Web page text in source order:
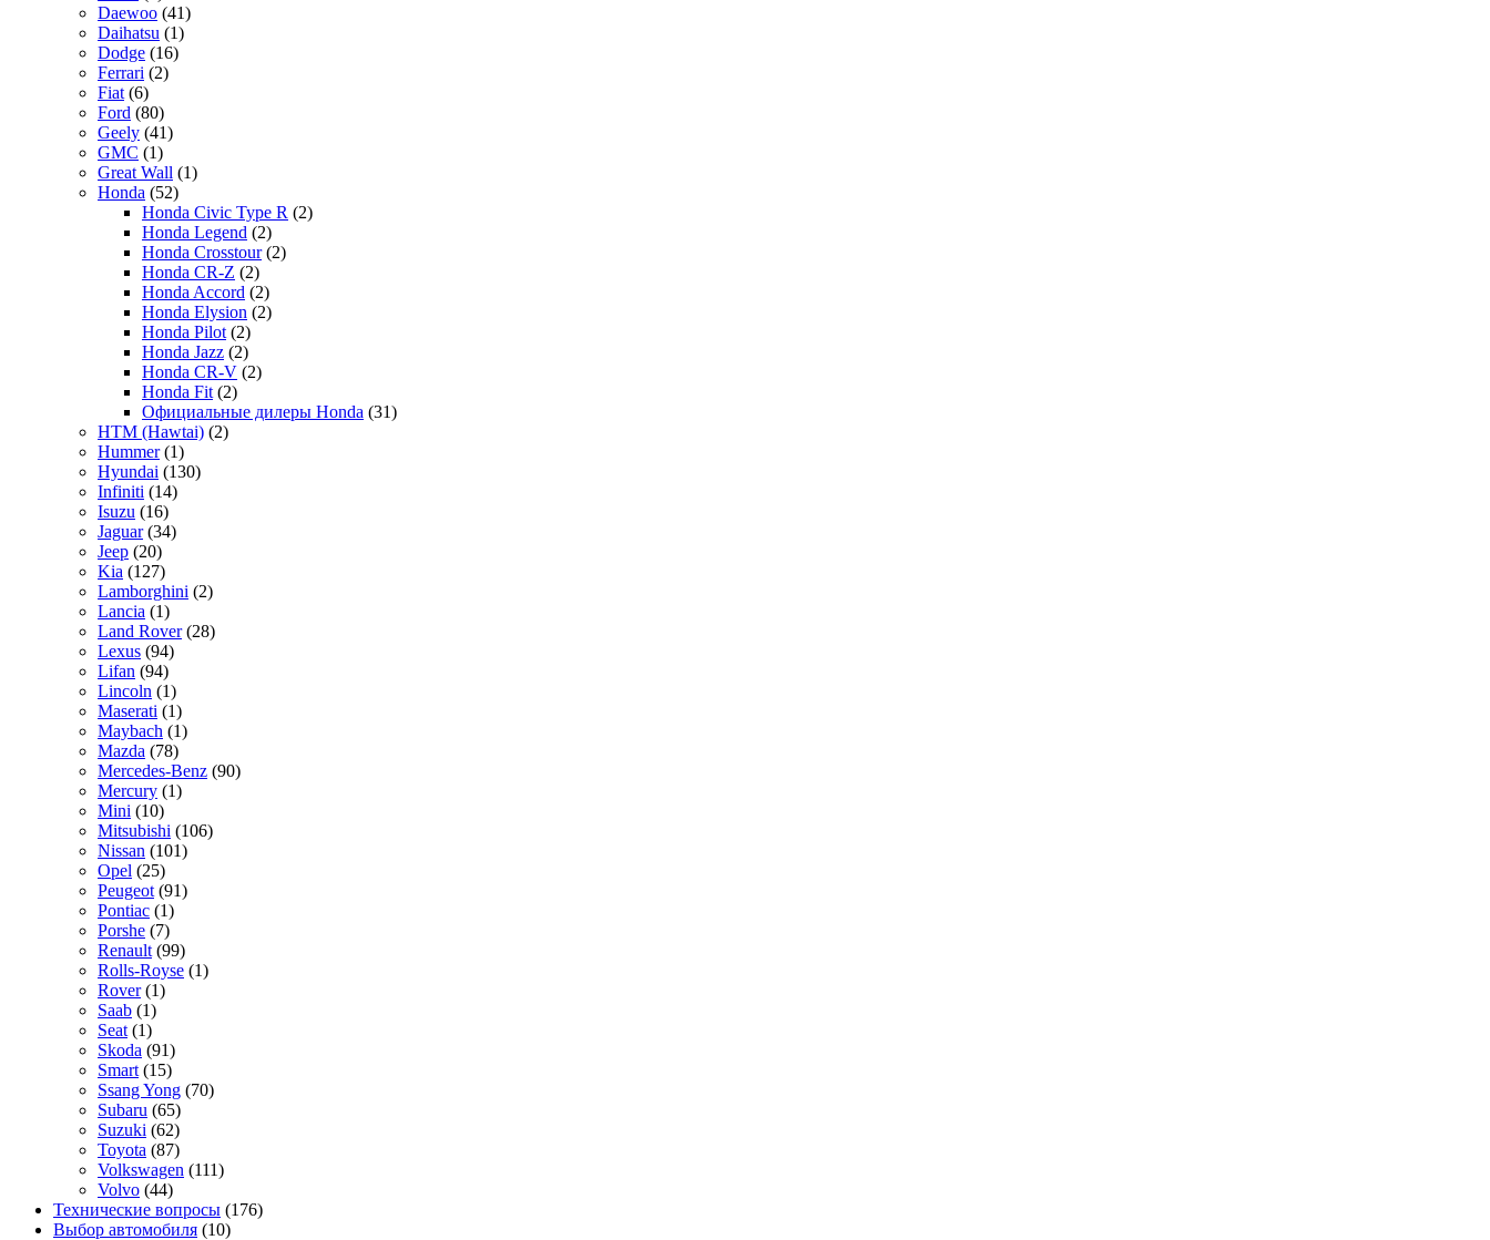
Daewoo (41)
Daihatsu (1)
Dodge (16)
Ferrari (2)
Fiat (6)
Ford (80)
Geely (41)
GMC (1)
Great Wall (1)
Honda (52)
Honda Civic Type R (2)
Honda Legend (2)
Honda Crosstour (2)
Honda CR-Z (2)
Honda Accord (2)
Honda Elysion (2)
Honda Pilot (2)
Honda Jazz (2)
Honda CR-V (2)
Honda Fit (2)
Официальные дилеры Honda (31)
HTM (Hawtai) (2)
Hummer (1)
Hyundai (130)
Infiniti (14)
Isuzu (16)
Jaguar (34)
Jeep (20)
Kia (127)
Lamborghini (2)
Lancia (1)
Land Rover (28)
Lexus (94)
Lifan (94)
Lincoln (1)
Maserati (1)
Maybach (1)
Mazda (78)
Mercedes-Benz (90)
Mercury (1)
Mini (10)
Mitsubishi (106)
Nissan (101)
Opel (25)
Peugeot (91)
Pontiac (1)
Porshe (7)
Renault (99)
Rolls-Royse (1)
Rover (1)
Saab (1)
Seat (1)
Skoda (91)
Smart (15)
Ssang Yong (70)
Subaru (65)
Suzuki (62)
Toyota (87)
Volkswagen (111)
Volvo (44)
Технические вопросы (176)
Выбор автомобиля (10)